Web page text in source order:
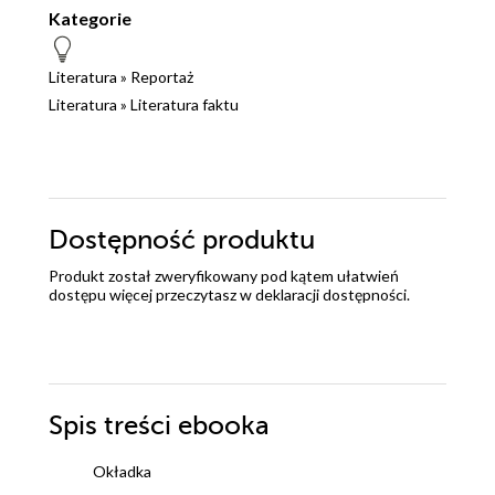
Kategorie
Literatura » Reportaż
Literatura » Literatura faktu
Dostępność produktu
Produkt został zweryfikowany pod kątem ułatwień
dostępu więcej przeczytasz wdeklaracji dostępności.
Spis treści ebooka
Okładka